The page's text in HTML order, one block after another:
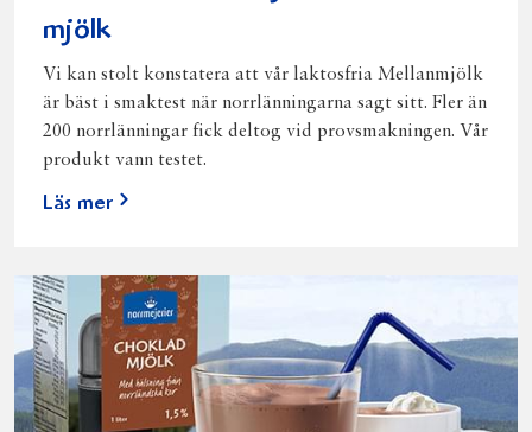
mjölk
Vi kan stolt konstatera att vår laktosfria Mellanmjölk
är bäst i smaktest när norrlänningarna sagt sitt. Fler än
200 norrlänningar fick deltog vid provsmakningen. Vår
produkt vann testet.
Läs mer